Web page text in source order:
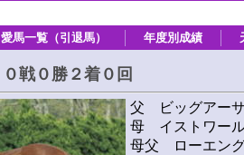
愛馬一覧（引退馬） 年度別成績
０戦０勝２着０回
父 ビッグアー
母 イストワー
母父 ローエン